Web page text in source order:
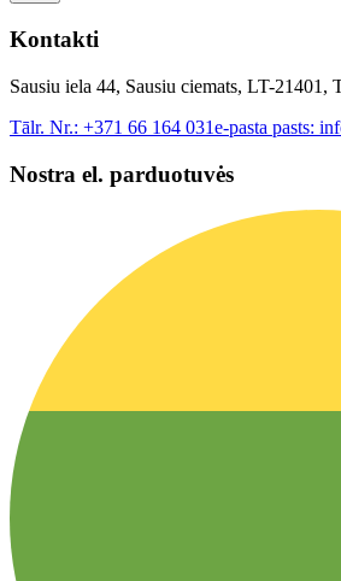
Kontakti
Sausiu iela 44, Sausiu ciemats, LT-
Tālr. Nr.: +371 66 164 031e-pasta pasts:
Nostra el. parduotuvės